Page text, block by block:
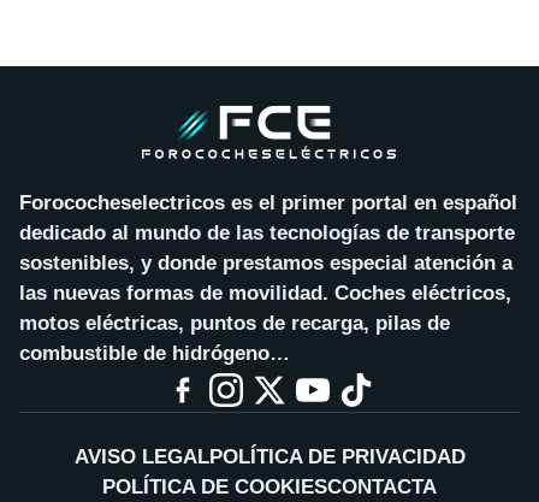
Forococheselectricos es el primer portal en español
dedicado al mundo de las tecnologías de transporte
sostenibles, y donde prestamos especial atención a
las nuevas formas de movilidad. Coches eléctricos,
motos eléctricas, puntos de recarga, pilas de
combustible de hidrógeno…
AVISO LEGALPOLÍTICA DE PRIVACIDAD
POLÍTICA DE COOKIESCONTACTA